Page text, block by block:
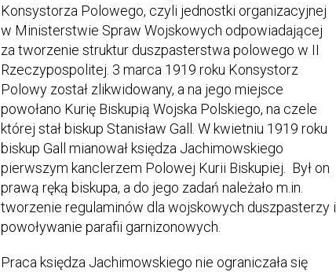
Konsystorza Polowego, czyli jednostki organizacyjnej
w Ministerstwie Spraw Wojskowych odpowiadającej
za tworzenie struktur duszpasterstwa polowego w II
Rzeczypospolitej. 3 marca 1919 roku Konsystorz
Polowy został zlikwidowany, a na jego miejsce
powołano Kurię Biskupią Wojska Polskiego, na czele
której stał biskup Stanisław Gall. W kwietniu 1919 roku
biskup Gall mianował księdza Jachimowskiego
pierwszym kanclerzem Polowej Kurii Biskupiej. Był on
prawą ręką biskupa, a do jego zadań należało m.in.
tworzenie regulaminów dla wojskowych duszpasterzy i
powoływanie parafii garnizonowych.
Praca księdza Jachimowskiego nie ograniczała się